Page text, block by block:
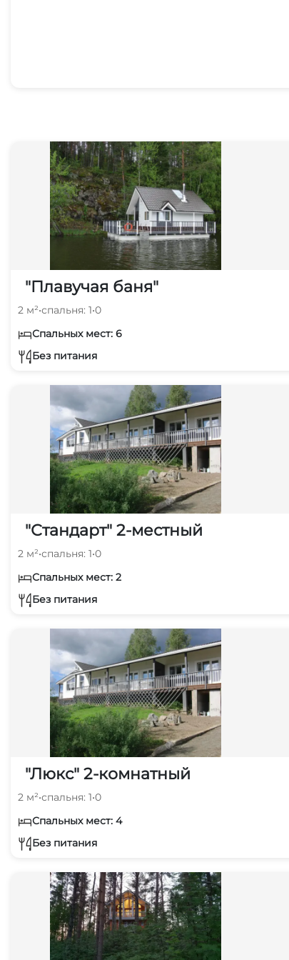
"Плавучая баня"
2 м²•спальня: 1•0
Спальных мест: 6
Без питания
"Стандарт" 2-местный
2 м²•спальня: 1•0
Спальных мест: 2
Без питания
"Люкс" 2-комнатный
2 м²•спальня: 1•0
Спальных мест: 4
Без питания